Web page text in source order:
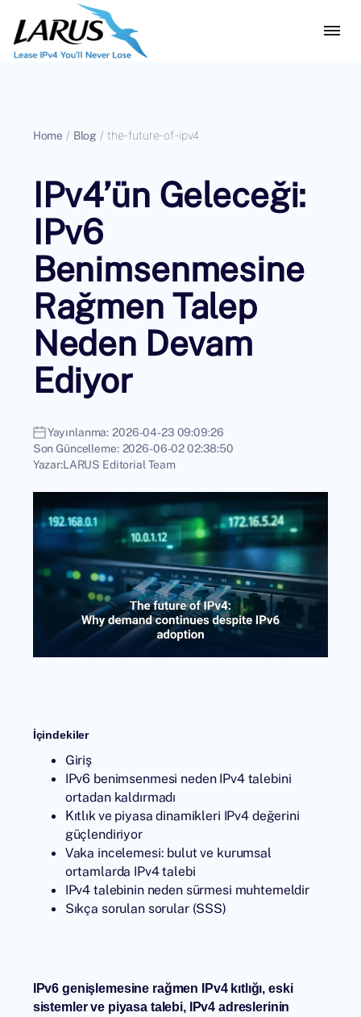
Home / Blog / the-future-of-ipv4
IPv4’ün Geleceği:
IPv6
Benimsenmesine
Rağmen Talep
Neden Devam
Ediyor
Yayınlanma: 2026-04-23 09:09:26
Son Güncelleme: 2026-06-02 02:38:50
Yazar:LARUS Editorial Team
İçindekiler
Giriş
IPv6 benimsenmesi neden IPv4 talebini
ortadan kaldırmadı
Kıtlık ve piyasa dinamikleri IPv4 değerini
güçlendiriyor
Vaka incelemesi: bulut ve kurumsal
ortamlarda IPv4 talebi
IPv4 talebinin neden sürmesi muhtemeldir
Sıkça sorulan sorular (SSS)
IPv6 genişlemesine rağmen IPv4 kıtlığı, eski
sistemler ve piyasa talebi, IPv4 adreslerinin